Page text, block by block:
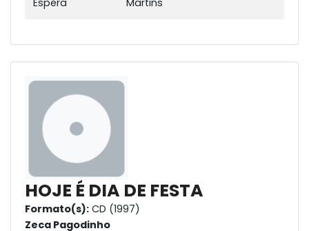
HOJE É DIA DE FESTA
Formato(s): CD (1997)
Zeca Pagodinho